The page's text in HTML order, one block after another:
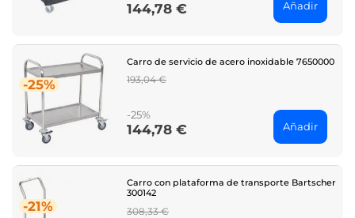
Price
144,78 € Añadir
-25%
Carro de servicio de acero inoxidable 7650000
Regular
193,04 €
-25%
Price
144,78 € Añadir
-21%
Carro con plataforma de transporte Bartscher
300142
Regular
308,33 €